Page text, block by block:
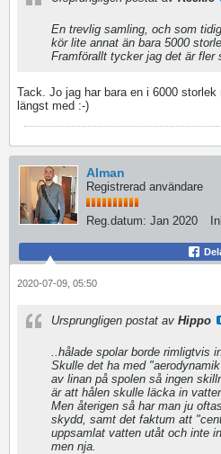
En trevlig samling, och som
kör lite annat än bara 5000
Framförallt tycker jag det är fler
Tack. Jo jag har bara en i 6000
längst med :-)
Alman
Registrerad användare
Reg.datum: Jan 2020
2020-07-09, 05:50
Ursprungligen postat av Hippo
..hålade spolar borde rimligtvis
Skulle det ha med
av linan på spolen så ingen
är att hålen skulle läcka in
Men återigen så har man ju
skydd, samt det faktum att
uppsamlat vatten utåt och inte
men nja.